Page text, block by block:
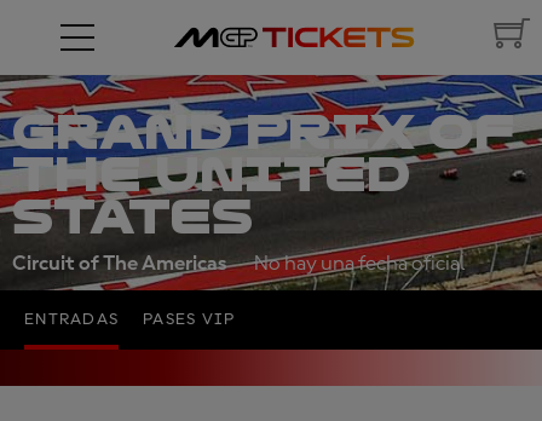
GRAND PRIX OF
THE UNITED
STATES
Circuit of The Americas No hay una fecha oficial
ENTRADAS PASES VIP